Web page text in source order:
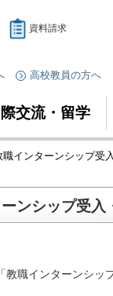
資料請求
高校教員の方へ
交流・留学
インターンシップ受
ンシップ受
職インターンシッ